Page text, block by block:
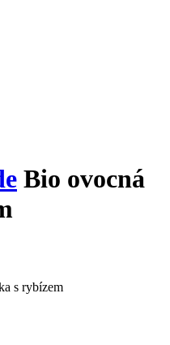
Bio ovocná
s rybízem